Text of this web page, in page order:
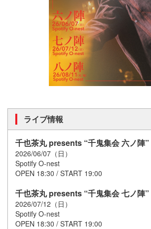
ライブ情報
千也茶丸 presents “千鬼集会 六ノ陣”
2026/06/07（日）
Spotify O-nest
OPEN 18:30 / START 19:00
千也茶丸 presents “千鬼集会 七ノ陣”
2026/07/12（日）
Spotify O-nest
OPEN 18:30 / START 19:00